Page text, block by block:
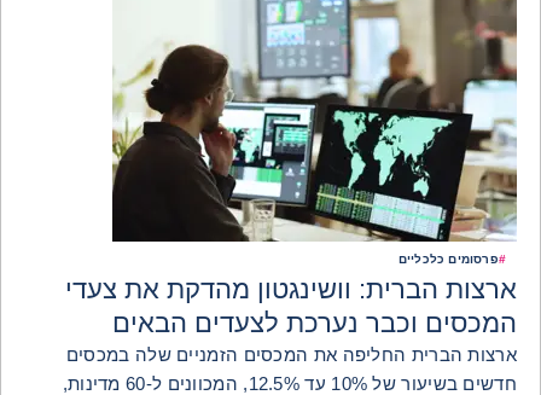
#פרסומים כלכליים
ארצות הברית: וושינגטון מהדקת את צעדי
המכסים וכבר נערכת לצעדים הבאים
ארצות הברית החליפה את המכסים הזמניים שלה במכסים
חדשים בשיעור של 10% עד 12.5%, המכוונים ל-60 מדינות,